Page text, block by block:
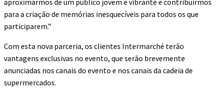
aproximarmos de um público jovem e vibrante e contribuirmos
para a criação de memórias inesquecíveis para todos os que
participarem.”
Com esta nova parceria, os clientes Intermarché terão
vantagens exclusivas no evento, que serão brevemente
anunciadas nos canais do evento e nos canais da cadeia de
supermercados.